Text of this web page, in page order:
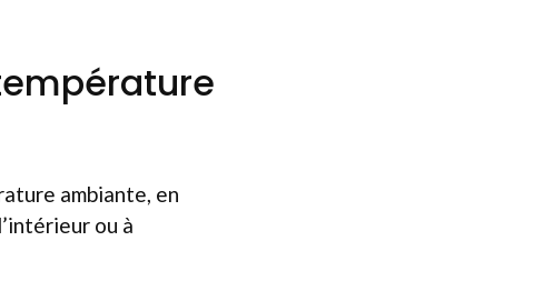
ambiante, en
ou à